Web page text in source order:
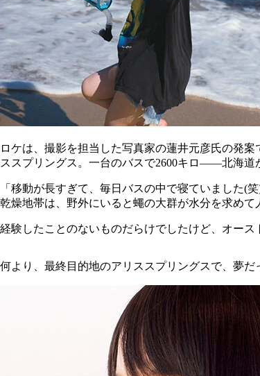
ロケは、撮影を担当した写真家の蓮井元彦氏の発
ススプリングス。一台のバスで2600キロ――北海
「移動が長すぎて、毎日バスの中で寝ていました
乾燥地帯は、野外にいると蠅の大群が水分を求めて
経験したことのないものだらけでしたけど、オー
何より、最終目的地のアリススプリングスで、夢